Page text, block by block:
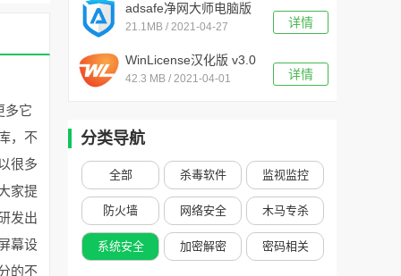
多它
，不
很多
家提
发出
幕设
的不
详情
adsafe净网大师电脑版
v5.4.408.7000官方版
21.1MB / 2021-04-27
详情
WinLicense汉化版 v3.0
42.3 MB / 2021-04-01
分类导航
全部 杀毒软件 监视监控
防火墙 网络安全 木马专杀
系统安全 加密解密 密码相关